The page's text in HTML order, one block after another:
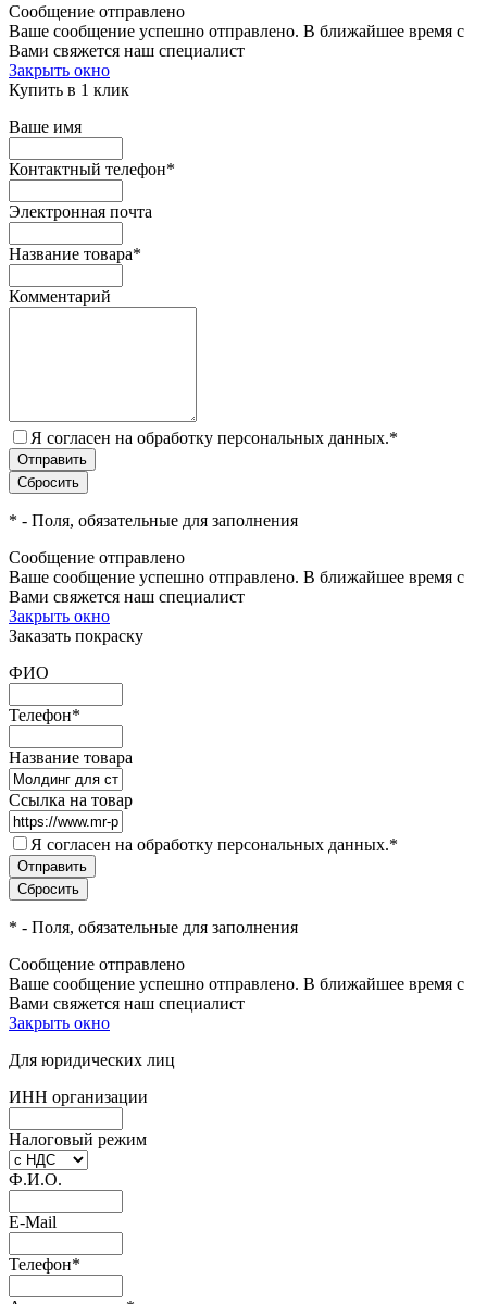
Сообщение отправлено
Ваше сообщение успешно отправлено. В ближайшее время с
Вами свяжется наш специалист
Закрыть окно
Купить в 1 клик
Ваше имя
Контактный телефон*
Электронная почта
Название товара*
Комментарий
Я согласен на обработку персональных данных.*
* - Поля, обязательные для заполнения
Сообщение отправлено
Ваше сообщение успешно отправлено. В ближайшее время с
Вами свяжется наш специалист
Закрыть окно
Заказать покраску
ФИО
Телефон*
Название товара
Ссылка на товар
Я согласен на обработку персональных данных.*
* - Поля, обязательные для заполнения
Сообщение отправлено
Ваше сообщение успешно отправлено. В ближайшее время с
Вами свяжется наш специалист
Закрыть окно
Для юридических лиц
ИНН организации
Налоговый режим
Ф.И.О.
E-Mail
Телефон*